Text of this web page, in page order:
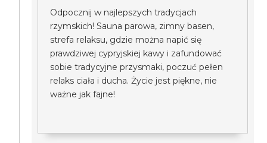
Odpocznij w najlepszych tradycjach
rzymskich! Sauna parowa, zimny basen,
strefa relaksu, gdzie można napić się
prawdziwej cypryjskiej kawy i zafundować
sobie tradycyjne przysmaki, poczuć pełen
relaks ciała i ducha. Życie jest piękne, nie
ważne jak fajne!